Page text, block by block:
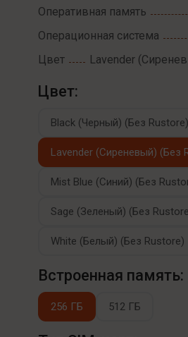
Оперативная память
Операционная система
Цвет
Lavender
Цвет:
Black (Черный) (Без Rustore)
Lavender (Сиреневый) (Без
Mist Blue (Синий) (Без
Sage (Зеленый) (Без
White (Белый) (Без Rustore)
Встроенная память:
256 ГБ 512 ГБ